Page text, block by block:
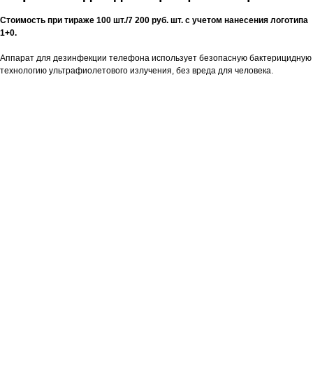
Стоимость при тираже 100 шт./7 200 руб. шт. с учетом нанесения логотипа
1+0.
Аппарат для дезинфекции телефона использует безопасную бактерицидную
технологию ультрафиолетового излучения, без вреда для человека.